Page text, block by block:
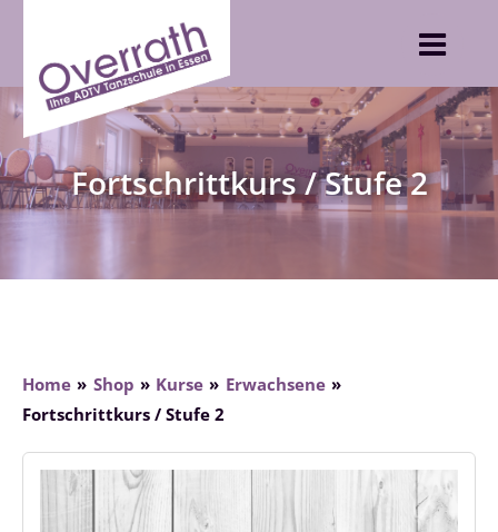
content
Fortschrittkurs / Stufe 2
Home Shop Kurse
Erwachsene
Fortschrittkurs / Stufe 2